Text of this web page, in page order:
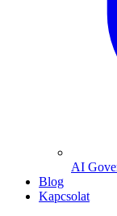
AI
Blog
Kapcsolat